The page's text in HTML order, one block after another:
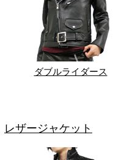
ダブルライダース
レザージャケット